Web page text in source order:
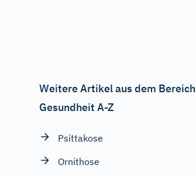
Weitere Artikel aus dem Bereich
Gesundheit A-Z
Psittakose
Ornithose